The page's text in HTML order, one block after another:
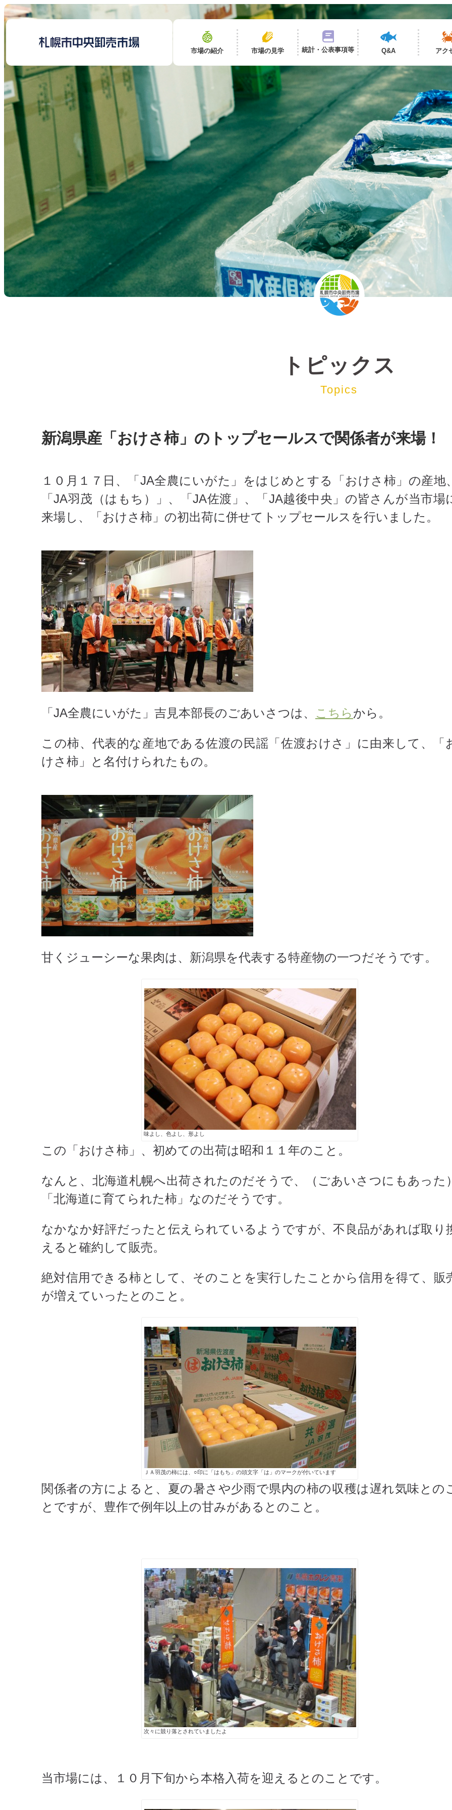
市場の紹介 市場の見学 統計・公表事項等 Q&A アク
トピックス
Topics
新潟県産「おけさ柿」のトップセールスで関係者が来場！
１０月１７日、「JA全農にいがた」をはじめとする「おけさ柿」の産地、
「JA羽茂（はもち）」、「JA佐渡」、「JA越後中央」の皆さんが当市場
来場し、「おけさ柿」の初出荷に併せてトップセールスを行いました。
「JA全農にいがた」吉見本部長のごあいさつは、 こちらから。
この柿、代表的な産地である佐渡の民謡「佐渡おけさ」に由来して、「
けさ柿」と名付けられたもの。
甘くジューシーな果肉は、新潟県を代表する特産物の一つだそうです。
味よし、色よし、形よし
この「おけさ柿」、初めての出荷は昭和１１年のこと。
なんと、北海道札幌へ出荷されたのだそうで、（ごあいさつにもあった）
「北海道に育てられた柿」なのだそうです。
なかなか好評だったと伝えられているようですが、不良品があれば取り
えると確約して販売。
絶対信用できる柿として、そのことを実行したことから信用を得て、販
が増えていったとのこと。
ＪＡ羽茂の柿には、○印に「はもち」の頭文字「は」のマークが付いています
関係者の方によると、夏の暑さや少雨で県内の柿の収穫は遅れ気味との
とですが、豊作で例年以上の甘みがあるとのこと。
次々に競り落とされていましたよ
当市場には、１０月下旬から本格入荷を迎えるとのことです。